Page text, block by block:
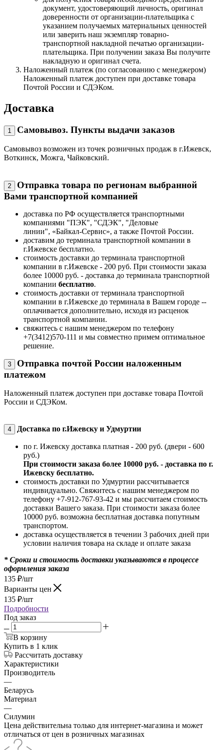
документ, удостоверяющий личность, оригинал
доверенности от организации-плательщика с
указанием получаемых материальных ценностей
или заверить наш экземпляр товарно-
транспортной накладной печатью организации-
плательщика. При получении заказа Вы получите
накладную и оригинал счета.
Наложенный платеж (по согласованию с менеджером)
Наложенный платеж доступен при доставке товара
Почтой России и СДЭКом.
Доставка
1 Самовывоз. Пункты выдачи заказов
Самовывоз возможен из точек розничных продаж в г.Ижевск,
Воткинск, Можга, Чайковский.
2
Отправка товара по регионам выбранной
Вами транспортной компанией
доставка по РФ осуществляется транспортными
компаниями "ПЭК", "СДЭК", "Деловые
линии", «Байкал-Сервис», а также Почтой России.
доставим до терминала транспортной компании в
г.Ижевске бесплатно.
стоимость доставки до терминала транспортной
компании в г.Ижевске - 200 руб. При стоимости заказа
более 10000 руб. - доставка до терминала транспортной
компании бесплатно.
стоимость доставки от терминала транспортной
компании в г.Ижевске до терминала в Вашем городе --
оплачивается дополнительно, исходя из расценок
транспортной компании.
свяжитесь с нашим менеджером по телефону
+7(3412)570-111 и мы совместно примем оптимальное
решение.
3
Отправка почтой России наложенным
платежом
Наложенный платеж доступен при доставке товара Почтой
России и СДЭКом.
4 Доставка по г.Ижевску и Удмуртии
по г. Ижевску доставка платная - 200 руб. (двери - 600
руб.)
При стоимости заказа более 10000 руб. - доставка по г.
Ижевску бесплатно.
стоимость доставки по Удмуртии рассчитывается
индивидуально. Свяжитесь с нашим менеджером по
телефону +7-912-767-93-42 и мы рассчитаем стоимость
доставки Вашего заказа. При стоимости заказа более
10000 руб. возможна бесплатная доставка попутным
транспортом.
доставка осуществляется в течении 3 рабочих дней при
условии наличия товара на складе и оплате заказа
* Сроки и стоимость доставки указываются в процессе
оформления заказа
135 ₽/шт
Варианты цен
135 ₽/шт
Подробности
Под заказ
В корзину
Купить в 1 клик
Рассчитать доставку
Характеристики
Производитель
—
Беларусь
Материал
—
Силумин
Цена действительна только для интернет-магазина и может
отличаться от цен в розничных магазинах